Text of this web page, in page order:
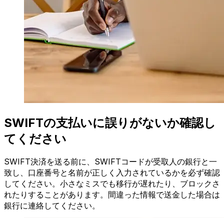
SWIFTの支払いに誤りがないか確認し
てください
SWIFT決済を送る前に、SWIFTコードが受取人の銀行と一
致し、口座番号と名前が正しく入力されているかを必ず確認
してください。小さなミスでも移行が遅れたり、ブロックさ
れたりすることがあります。間違った情報で送金した場合は
銀行に連絡してください。